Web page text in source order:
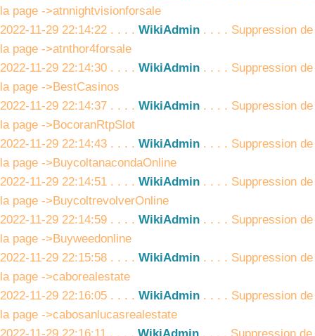
la page ->atnnightvisionforsale
2022-11-29 22:14:22 . . . . WikiAdmin . . . . Suppression de
la page ->atnthor4forsale
2022-11-29 22:14:30 . . . . WikiAdmin . . . . Suppression de
la page ->BestCasinos
2022-11-29 22:14:37 . . . . WikiAdmin . . . . Suppression de
la page ->BocoranRtpSlot
2022-11-29 22:14:43 . . . . WikiAdmin . . . . Suppression de
la page ->BuycoltanacondaOnline
2022-11-29 22:14:51 . . . . WikiAdmin . . . . Suppression de
la page ->BuycoltrevolverOnline
2022-11-29 22:14:59 . . . . WikiAdmin . . . . Suppression de
la page ->Buyweedonline
2022-11-29 22:15:58 . . . . WikiAdmin . . . . Suppression de
la page ->caborealestate
2022-11-29 22:16:05 . . . . WikiAdmin . . . . Suppression de
la page ->cabosanlucasrealestate